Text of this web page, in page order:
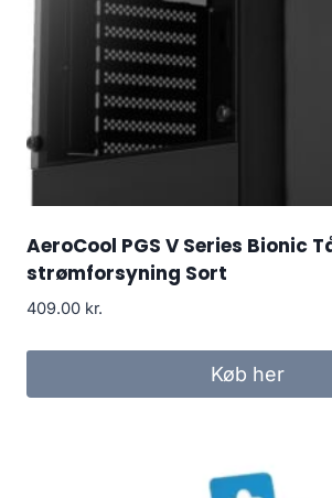
AeroCool PGS V Series Bionic
strømforsyning Sort
409.00 kr.
Køb her